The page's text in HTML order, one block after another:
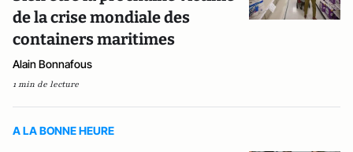
de la crise mondiale des
containers maritimes
Alain Bonnafous
1 min de lecture
A LA BONNE HEURE